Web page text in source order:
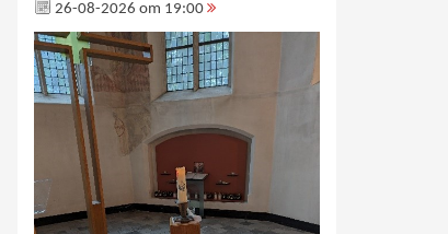
26-08-2026 om 19:00